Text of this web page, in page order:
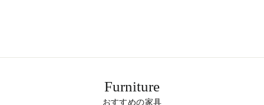
Furniture
おすすめの家具